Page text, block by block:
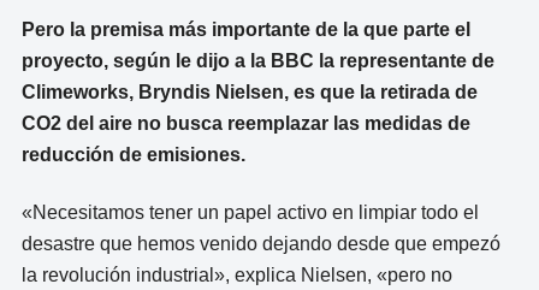
Pero la premisa más importante de la que parte el
proyecto, según le dijo a la BBC la representante de
Climeworks, Bryndis Nielsen, es que la retirada de
CO2 del aire no busca reemplazar las medidas de
reducción de emisiones.
«Necesitamos tener un papel activo en limpiar todo el
desastre que hemos venido dejando desde que empezó
la revolución industrial», explica Nielsen, «pero no